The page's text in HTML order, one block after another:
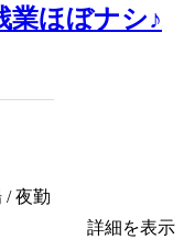
業ほぼナシ♪
/ 夜勤
詳細を表示